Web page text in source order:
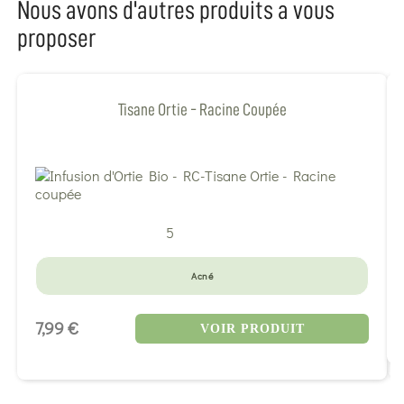
Nous avons d'autres produits a vous
proposer
Tisane Ortie - Racine Coupée
5
Acné
7,99 € VOIR PRODUIT